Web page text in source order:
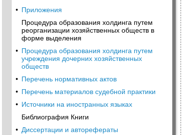
• Приложения
Процедура образования холдинга путем
реорганизации хозяйственных обществ в
форме выделения
• Процедура образования холдинга путем
учреждения дочерних хозяйственных
обществ
• Перечень нормативных актов
• Перечень материалов судебной практики
• Источники на иностранных языках
Библиография Книги
• Диссертации и авторефераты